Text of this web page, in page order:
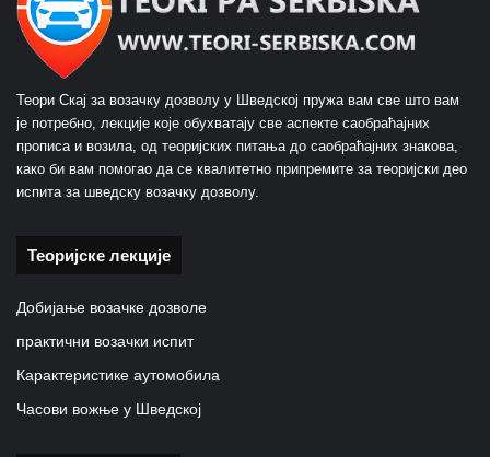
Теори Скај за возачку дозволу у Шведској пружа вам све што вам
је потребно, лекције које обухватају све аспекте саобраћајних
прописа и возила, од теоријских питања до саобраћајних знакова,
како би вам помогао да се квалитетно припремите за теоријски део
испита за шведску возачку дозволу.
Теоријске лекције
Добијање возачке дозволе
практични возачки испит
Карактеристике аутомобила
Часови вожње у Шведској